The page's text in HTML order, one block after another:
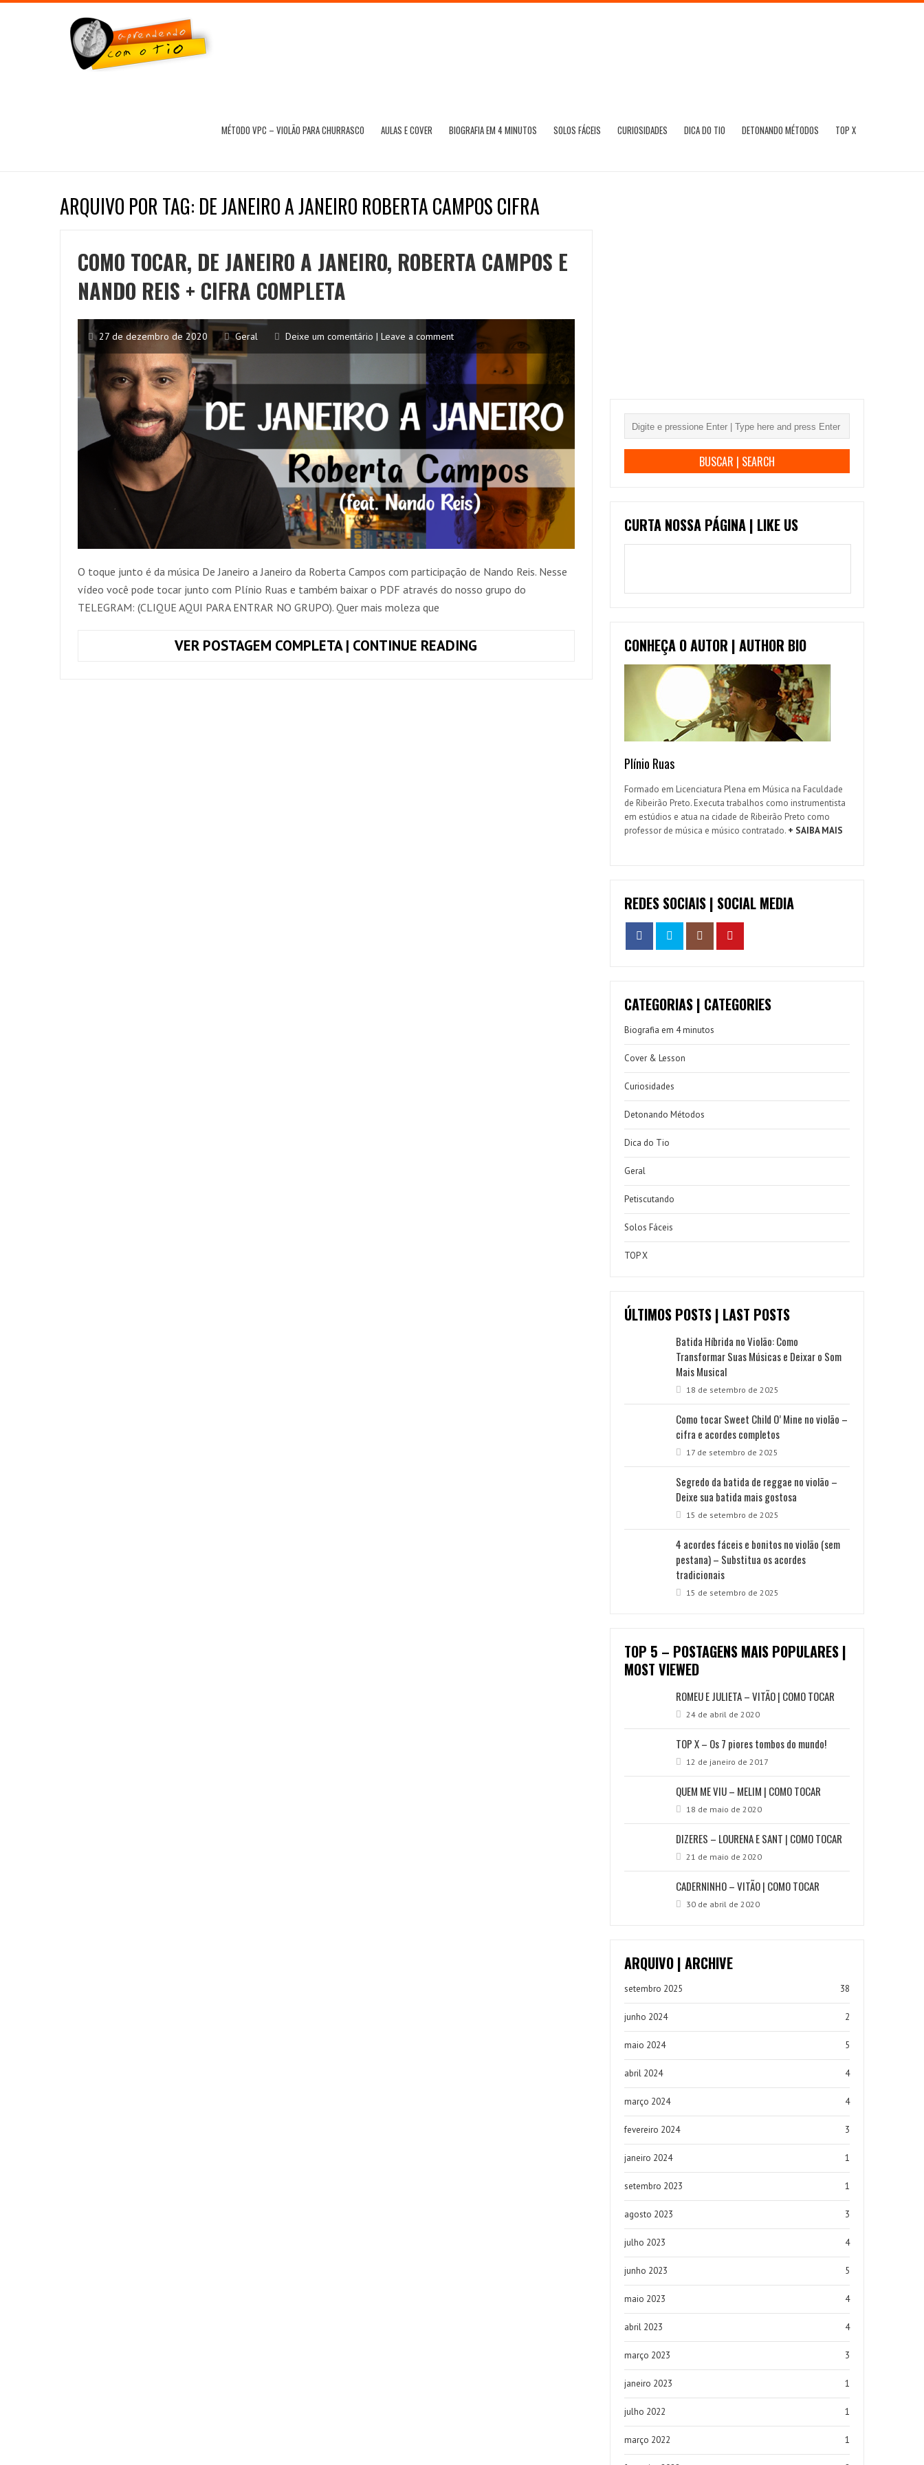
MÉTODO VPC – VIOLÃO PARA CHURRASCO AULAS E COVER BIOGRAFIA EM 4 MINUTOS SOLOS FÁCEIS CURIOSIDADES DICA DO TIO DETONANDO MÉTODOS TOP X
ARQUIVO POR TAG: DE JANEIRO A JANEIRO ROBERTA CAMPOS CIFRA
COMO TOCAR, DE JANEIRO A JANEIRO, ROBERTA CAMPOS E
NANDO REIS + CIFRA COMPLETA
27 de dezembro de 2020 Geral Deixe um comentário | Leave a comment
O toque junto é da música De Janeiro a Janeiro da Roberta Campos com participação de Nando Reis. Nesse
vídeo você pode tocar junto com Plínio Ruas e também baixar o PDF através do nosso grupo do
TELEGRAM: (CLIQUE AQUI PARA ENTRAR NO GRUPO). Quer mais moleza que
VER POSTAGEM COMPLETA | CONTINUE READING
CURTA NOSSA PÁGINA | LIKE US
CONHEÇA O AUTOR | AUTHOR BIO
Plínio Ruas
Formado em Licenciatura Plena em Música na Faculdade
de Ribeirão Preto. Executa trabalhos como instrumentista
em estúdios e atua na cidade de Ribeirão Preto como
professor de música e músico contratado. + SAIBA MAIS
REDES SOCIAIS | SOCIAL MEDIA
CATEGORIAS | CATEGORIES
Biografia em 4 minutos
Cover & Lesson
Curiosidades
Detonando Métodos
Dica do Tio
Geral
Petiscutando
Solos Fáceis
TOP X
ÚLTIMOS POSTS | LAST POSTS
Batida Híbrida no Violão: Como
Transformar Suas Músicas e Deixar o Som
Mais Musical
18 de setembro de 2025
Como tocar Sweet Child O’ Mine no violão –
cifra e acordes completos
17 de setembro de 2025
Segredo da batida de reggae no violão –
Deixe sua batida mais gostosa
15 de setembro de 2025
4 acordes fáceis e bonitos no violão (sem
pestana) – Substitua os acordes
tradicionais
15 de setembro de 2025
TOP 5 – POSTAGENS MAIS POPULARES |
MOST VIEWED
ROMEU E JULIETA – VITÃO | COMO TOCAR
24 de abril de 2020
TOP X – Os 7 piores tombos do mundo!
12 de janeiro de 2017
QUEM ME VIU – MELIM | COMO TOCAR
18 de maio de 2020
DIZERES – LOURENA E SANT | COMO TOCAR
21 de maio de 2020
CADERNINHO – VITÃO | COMO TOCAR
30 de abril de 2020
ARQUIVO | ARCHIVE
setembro 2025 38
junho 2024 2
maio 2024 5
abril 2024 4
março 2024 4
fevereiro 2024 3
janeiro 2024 1
setembro 2023 1
agosto 2023 3
julho 2023 4
junho 2023 5
maio 2023 4
abril 2023 4
março 2023 3
janeiro 2023 1
julho 2022 1
março 2022 1